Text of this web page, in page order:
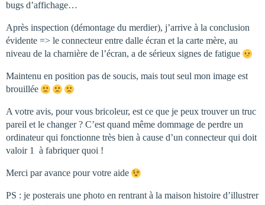
bugs d’affichage…
Après inspection (démontage du merdier), j’arrive à la conclusion
évidente => le connecteur entre dalle écran et la carte mère, au
niveau de la charnière de l’écran, a de sérieux signes de fatigue
Maintenu en position pas de soucis, mais tout seul mon image est
brouillée
A votre avis, pour vous bricoleur, est ce que je peux trouver un truc
pareil et le changer ? C’est quand même dommage de perdre un
ordinateur qui fonctionne très bien à cause d’un connecteur qui doit
valoir 1  à fabriquer quoi !
Merci par avance pour votre aide
PS : je posterais une photo en rentrant à la maison histoire d’illustrer